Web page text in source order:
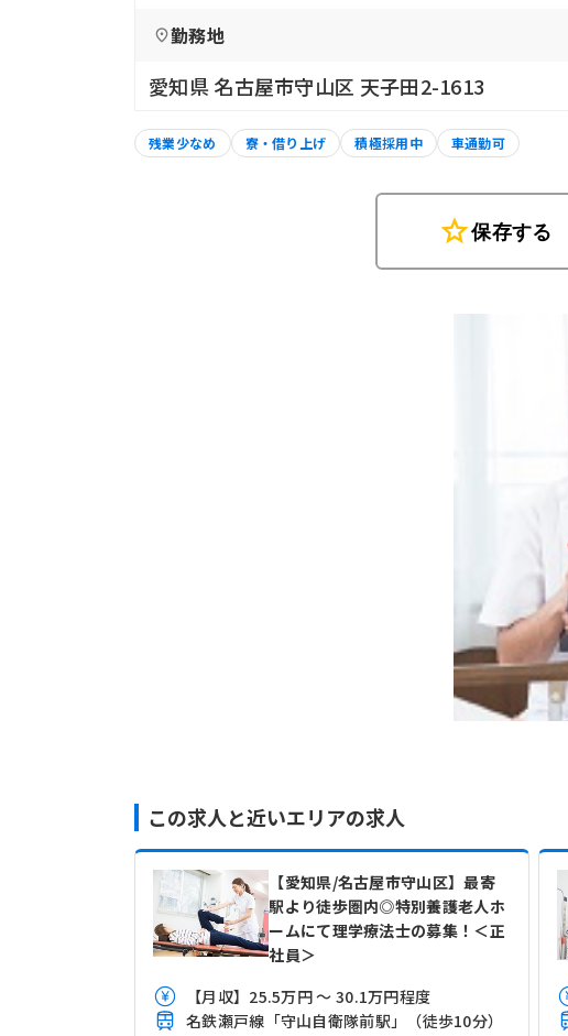
勤務地
愛知県 名古屋市守山区 天子田2-1613
残業少なめ 寮・借り上げ 積極採用中 車通勤可
star保存する
この求人と近いエリアの求人
【愛知県/名古屋市守山区】最寄
駅より徒歩圏内◎特別養護老人ホ
ームにて理学療法士の募集！＜正
社員＞
【月収】25.5万円 ～ 30.1万円程度
名鉄瀬戸線「守山自衛隊前駅」（徒歩10分）